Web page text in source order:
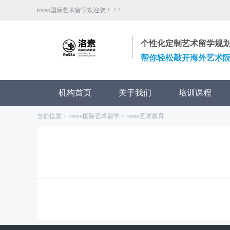
rosso国际艺术留学欢迎您！！!
个性化定制艺术留学规
帮你轻松敲开海外艺术
机构首页 关于我们 培训课程
当前位置： rosso国际艺术留学 > rosso艺术教育